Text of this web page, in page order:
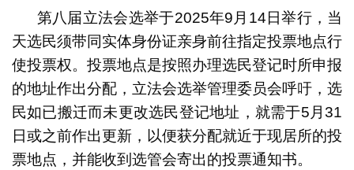
第八届立法会选举于2025年9月14日举行，当
天选民须带同实体身份证亲身前往指定投票地点行
使投票权。投票地点是按照办理选民登记时所申报
的地址作出分配，立法会选举管理委员会呼吁，选
民如已搬迁而未更改选民登记地址，就需于5月31
日或之前作出更新，以便获分配就近于现居所的投
票地点，并能收到选管会寄出的投票通知书。